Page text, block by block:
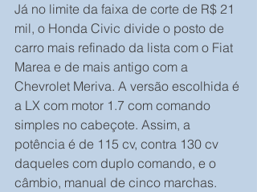
Já no limite da faixa de corte de R$ 21
mil, o Honda Civic divide o posto de
carro mais refinado da lista com o Fiat
Marea e de mais antigo com a
Chevrolet Meriva. A versão escolhida é
a LX com motor 1.7 com comando
simples no cabeçote. Assim, a
potência é de 115 cv, contra 130 cv
daqueles com duplo comando, e o
câmbio, manual de cinco marchas.